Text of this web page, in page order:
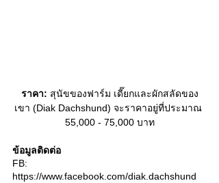
ราคา: สุนัขของฟาร์ม เดี๊ยกและผักสลัดของ
เขา (Diak Dachshund) จะราคาอยู่ที่ประมาณ
55,000 - 75,000 บาท
ข้อมูลติดต่อ
FB:
https://www.facebook.com/diak.dachshund